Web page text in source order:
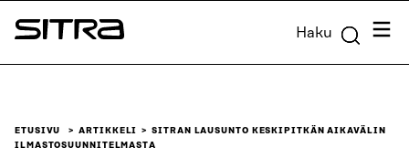
Siirry
suoraan
Sitra Haku
ETUSIVU ARTIKKELI
SITRAN LAUSUNTO KESKIPITKÄN AIKAVÄLIN
ILMASTOSUUNNITELMASTA